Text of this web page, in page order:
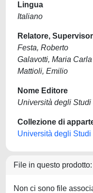
Lingua
Italiano
Relatore,
Festa, Roberto
Galavotti, Maria Carla
Mattioli, Emilio
Nome Editore
Università degli Studi
Collezione di
Università degli Studi
File in questo prodotto:
Non ci sono file